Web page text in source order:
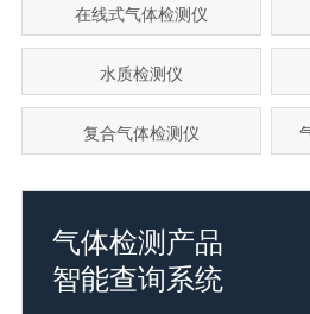
在线式气体检测仪
水质检测仪
复合气体检测仪
气体检测产品
智能查询系统